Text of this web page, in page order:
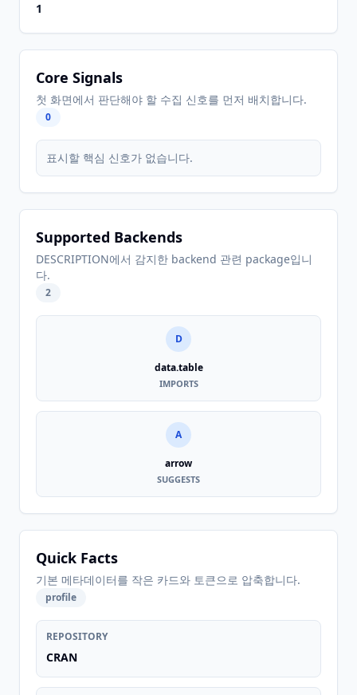
1
Core Signals
첫 화면에서 판단해야 할 수집 신호를 먼저 배치합니다.
0
표시할 핵심 신호가 없습니다.
Supported Backends
DESCRIPTION에서 감지한 backend 관련 package입니
다.
2
D
data.table
IMPORTS
A
arrow
SUGGESTS
Quick Facts
기본 메타데이터를 작은 카드와 토큰으로 압축합니다.
profile
REPOSITORY
CRAN